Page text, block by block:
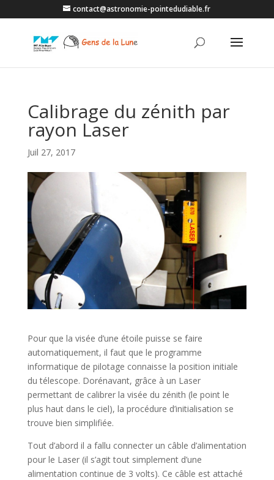
contact@astronomie-pointedudiable.fr
Calibrage du zénith par
rayon Laser
Juil 27, 2017
Pour que la visée d’une étoile puisse se faire
automatiquement, il faut que le programme
informatique de pilotage connaisse la position initiale
du télescope. Dorénavant, grâce à un Laser
permettant de calibrer la visée du zénith (le point le
plus haut dans le ciel), la procédure d’initialisation se
trouve bien simplifiée.
Tout d’abord il a fallu connecter un câble d’alimentation
pour le Laser (il s’agit tout simplement d’une
alimentation continue de 3 volts). Ce câble est attaché